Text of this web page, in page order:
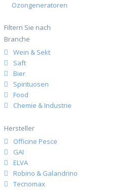
Ozongeneratoren
Filtern Sie nach
Branche
Wein & Sekt
Saft
Bier
Spirituosen
Food
Chemie & Industrie
Hersteller
Officine Pesce
GAI
ELVA
Robino & Galandrino
Tecnomax